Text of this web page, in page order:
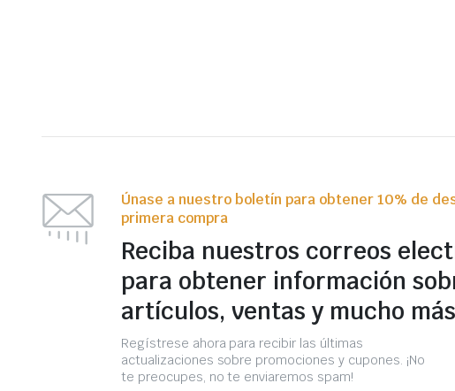
Únase a nuestro boletín para obtener 10% de
primera compra
Reciba nuestros correos
para obtener información
artículos, ventas y mucho
Regístrese ahora para recibir las últimas
actualizaciones sobre promociones y cupones. ¡No
te preocupes, no te enviaremos spam!